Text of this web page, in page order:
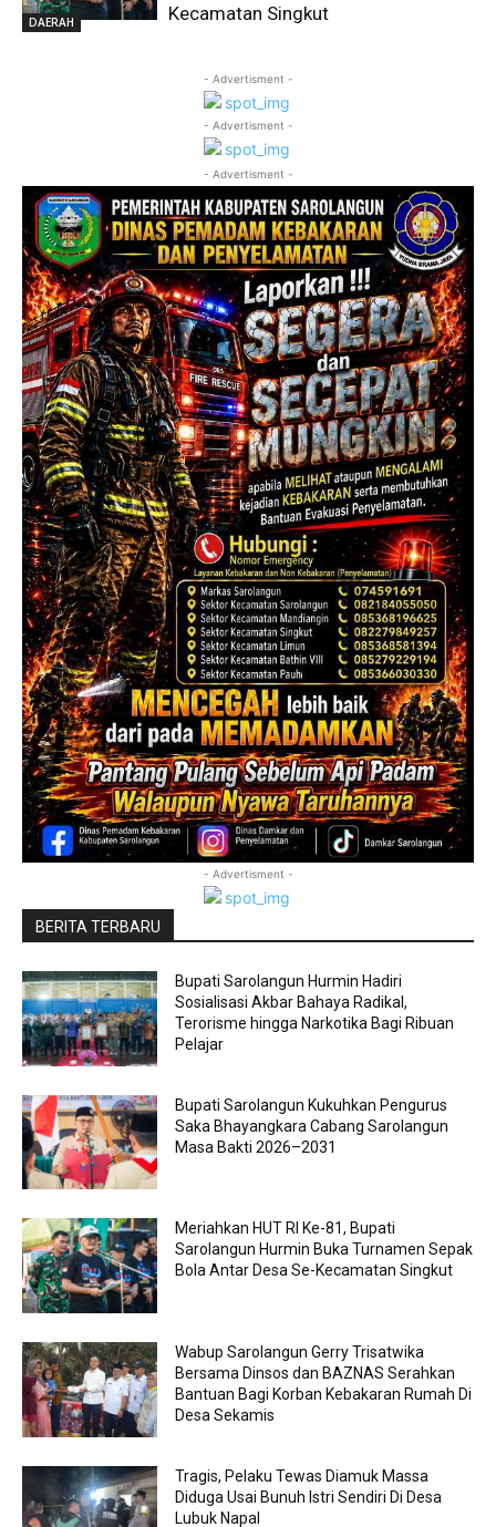
DAERAH
Kecamatan Singkut
- Advertisment -
- Advertisment -
- Advertisment -
- Advertisment -
BERITA TERBARU
Bupati Sarolangun Hurmin Hadiri
Sosialisasi Akbar Bahaya Radikal,
Terorisme hingga Narkotika Bagi Ribuan
Pelajar
Bupati Sarolangun Kukuhkan Pengurus
Saka Bhayangkara Cabang Sarolangun
Masa Bakti 2026–2031
Meriahkan HUT RI Ke-81, Bupati
Sarolangun Hurmin Buka Turnamen Sepak
Bola Antar Desa Se-Kecamatan Singkut
Wabup Sarolangun Gerry Trisatwika
Bersama Dinsos dan BAZNAS Serahkan
Bantuan Bagi Korban Kebakaran Rumah Di
Desa Sekamis
Tragis, Pelaku Tewas Diamuk Massa
Diduga Usai Bunuh Istri Sendiri Di Desa
Lubuk Napal